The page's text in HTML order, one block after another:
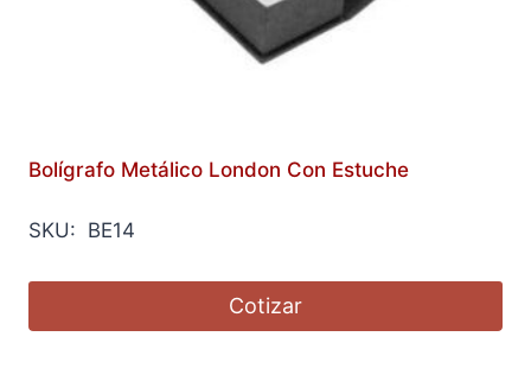
Bolígrafo Metálico London Con Estuche
SKU: BE14
Cotizar